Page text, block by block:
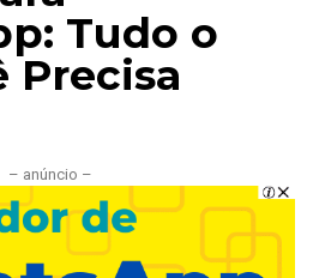
Tudo o
Precisa
– anúncio –